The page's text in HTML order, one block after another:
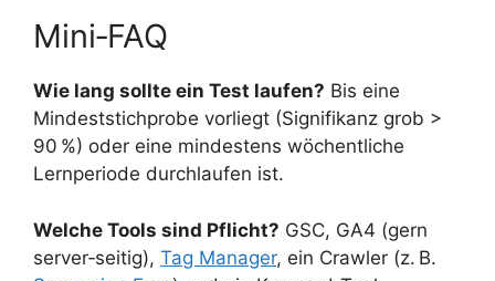
Mini‑FAQ
Wie lang sollte ein Test laufen? Bis eine
Mindeststichprobe vorliegt (Signifikanz grob >
90 %) oder eine mindestens wöchentliche
Lernperiode durchlaufen ist.
Welche Tools sind Pflicht? GSC, GA4 (gern
server‑seitig), Tag Manager, ein Crawler (z. B.